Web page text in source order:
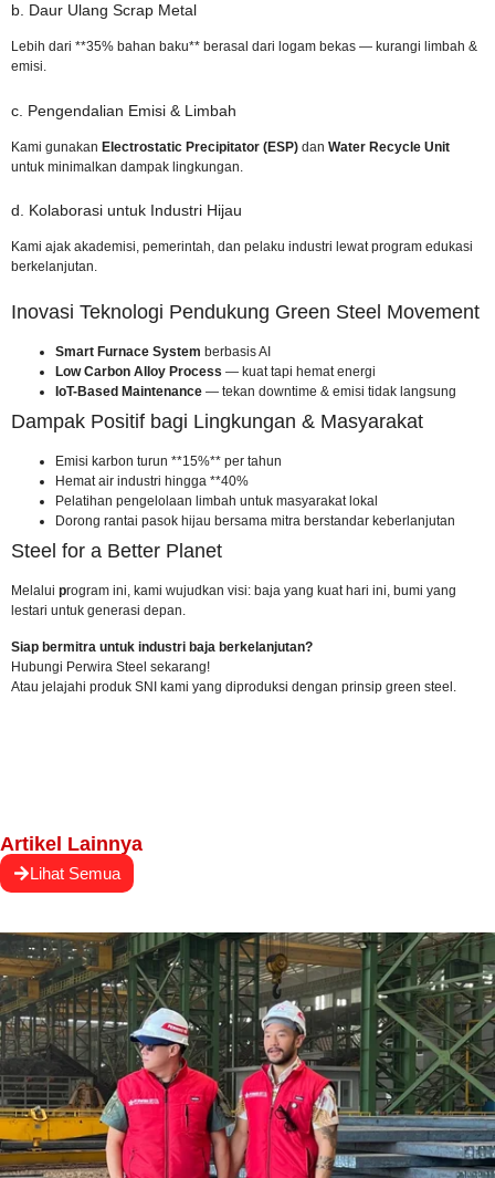
b. Daur Ulang Scrap Metal
Lebih dari **35% bahan baku** berasal dari logam bekas — kurangi limbah &
emisi.
c. Pengendalian Emisi & Limbah
Kami gunakan Electrostatic Precipitator (ESP) dan Water Recycle Unit
untuk minimalkan dampak lingkungan.
d. Kolaborasi untuk Industri Hijau
Kami ajak akademisi, pemerintah, dan pelaku industri lewat program edukasi
berkelanjutan.
Inovasi Teknologi Pendukung Green Steel Movement
Smart Furnace System berbasis AI
Low Carbon Alloy Process — kuat tapi hemat energi
IoT-Based Maintenance — tekan downtime & emisi tidak langsung
Dampak Positif bagi Lingkungan & Masyarakat
Emisi karbon turun **15%** per tahun
Hemat air industri hingga **40%
Pelatihan pengelolaan limbah untuk masyarakat lokal
Dorong rantai pasok hijau bersama mitra berstandar keberlanjutan
Steel for a Better Planet
Melalui program ini, kami wujudkan visi: baja yang kuat hari ini, bumi yang
lestari untuk generasi depan.
Siap bermitra untuk industri baja berkelanjutan?
Hubungi Perwira Steel sekarang!
Atau jelajahi produk SNI kami yang diproduksi dengan prinsip green steel.
Artikel Lainnya
Lihat Semua